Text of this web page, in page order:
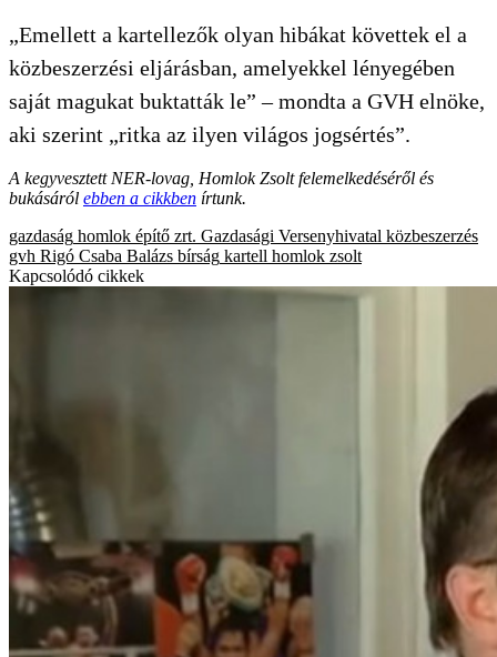
„Emellett a kartellezők olyan hibákat követtek el a
közbeszerzési eljárásban, amelyekkel lényegében
saját magukat buktatták le” – mondta a GVH elnöke,
aki szerint „ritka az ilyen világos jogsértés”.
A kegyvesztett NER-lovag, Homlok Zsolt felemelkedéséről és
bukásáról ebben a cikkben írtunk.
gazdaság homlok építő zrt. Gazdasági Versenyhivatal közbeszerzés
gvh Rigó Csaba Balázs bírság kartell homlok zsolt
Kapcsolódó cikkek